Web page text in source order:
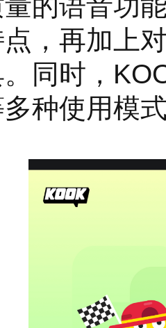
，再加上
同时，
种使用模